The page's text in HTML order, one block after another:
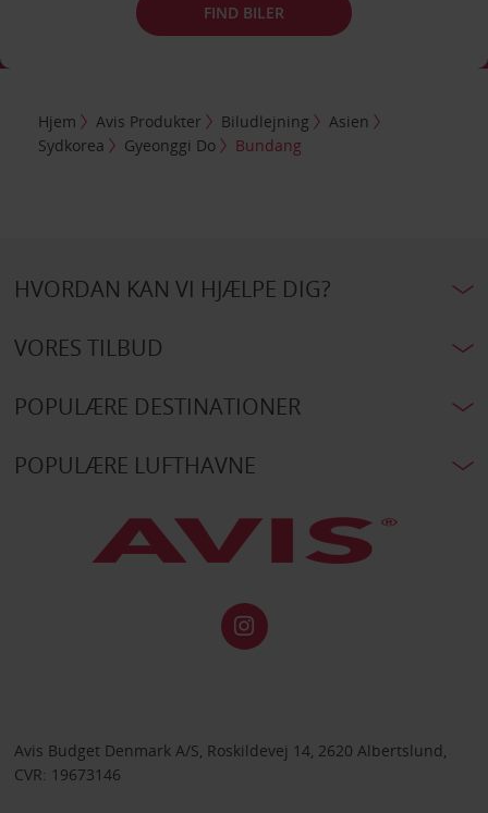
FIND BILER
Hjem Avis Produkter Biludlejning
Asien
Sydkorea
Gyeonggi Do Bundang
HVORDAN KAN VI HJÆLPE DIG?
VORES TILBUD
POPULÆRE DESTINATIONER
POPULÆRE LUFTHAVNE
Avis Budget Denmark A/S, Roskildevej 14, 2620 Albertslund,
CVR: 19673146